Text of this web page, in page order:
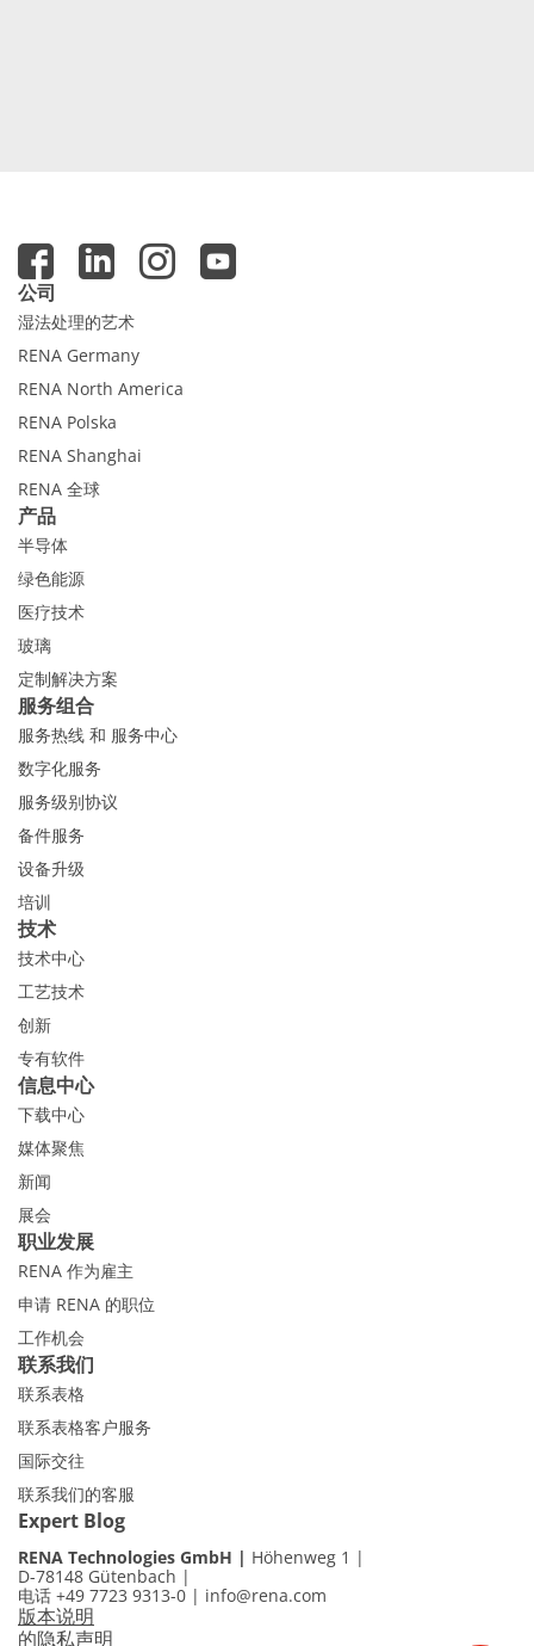
公司
湿法处理的艺术
RENA Germany
RENA North America
RENA Polska
RENA Shanghai
RENA 全球
产品
半导体
绿色能源
医疗技术
玻璃
定制解决方案
服务组合
服务热线 和 服务中心
数字化服务
服务级别协议
备件服务
设备升级
培训
技术
技术中心
工艺技术
创新
专有软件
信息中心
下载中心
媒体聚焦
新闻
展会
职业发展
RENA 作为雇主
申请 RENA 的职位
工作机会
联系我们
联系表格
联系表格客户服务
国际交往
联系我们的客服
Expert Blog
RENA Technologies GmbH
Höhenweg 1
D-78148 Gütenbach
电话 +49 7723 9313-0 | info@rena.com
版本说明
的隐私声明